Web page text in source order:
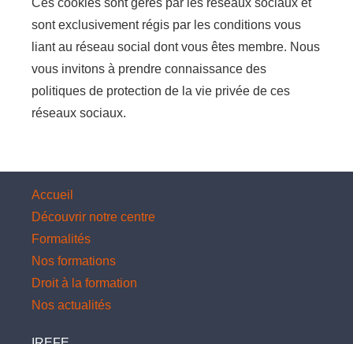
Ces cookies sont gérés par les réseaux sociaux et
sont exclusivement régis par les conditions vous
liant au réseau social dont vous êtes membre. Nous
vous invitons à prendre connaissance des
politiques de protection de la vie privée de ces
réseaux sociaux.
Accueil
Découvrir notre centre
Formalités
Nos formations
Droit à la formation
Nos actualités